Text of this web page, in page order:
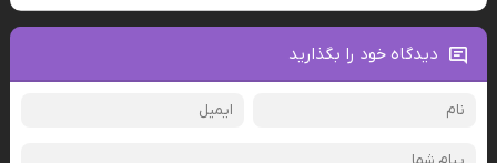
دیدگاه خود را بگذارید